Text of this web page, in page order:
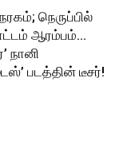
நெருப்பில்
ஆரம்பம்…
நானி
படத்தின் டீசர்!